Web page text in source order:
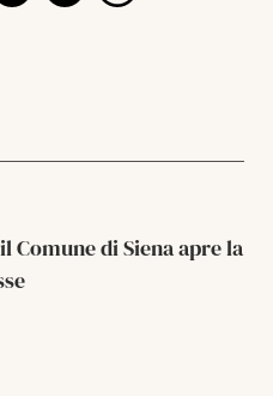
Comune di Siena apre la